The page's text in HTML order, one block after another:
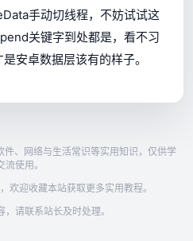
手动切线程，不妨试试这
关键字到处都是，看不习
安卓数据层该有的样子。
件、网络与生活常识等实用知识，仅供学
流使用。
迎收藏本站获取更多实用教程。
请联系站长及时处理。